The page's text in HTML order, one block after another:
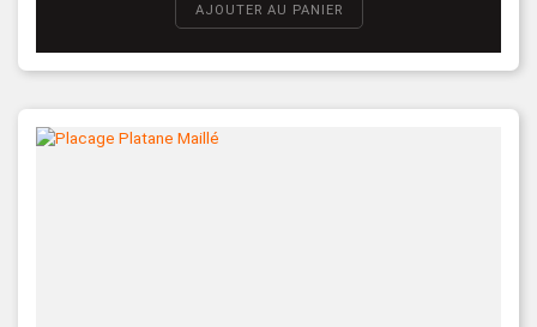
AJOUTER AU PANIER